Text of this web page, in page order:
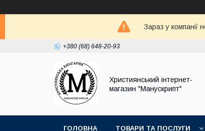
Зараз у компанії
+380 (68) 648-20-93
Християнський інтернет-
магазин "Манускрипт"
ГОЛОВНА ТОВАРИ ТА ПОСЛУГИ